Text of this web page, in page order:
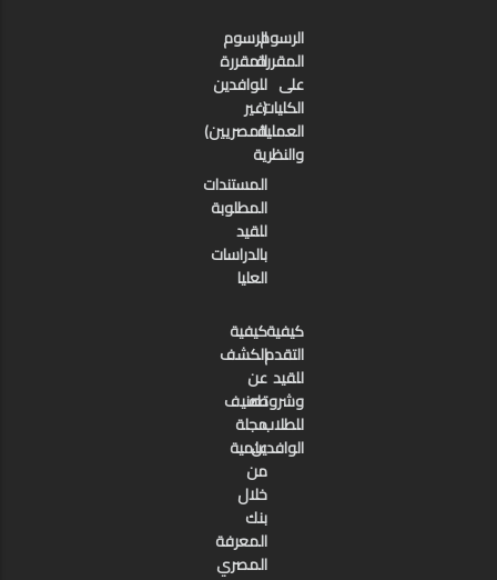
الرسوم
المقررة
على
الكليات
العملية
والنظرية
الرسوم
المقررة
للوافدين
(غير
المصريين)
المستندات
المطلوبة
للقيد
بالدراسات
العليا
كيفية
التقدم
للقيد
وشروطه
للطلاب
الوافدين
كيفية
الكشف
عن
تصنيف
مجلة
علمية
من
خلال
بنك
المعرفة
المصري